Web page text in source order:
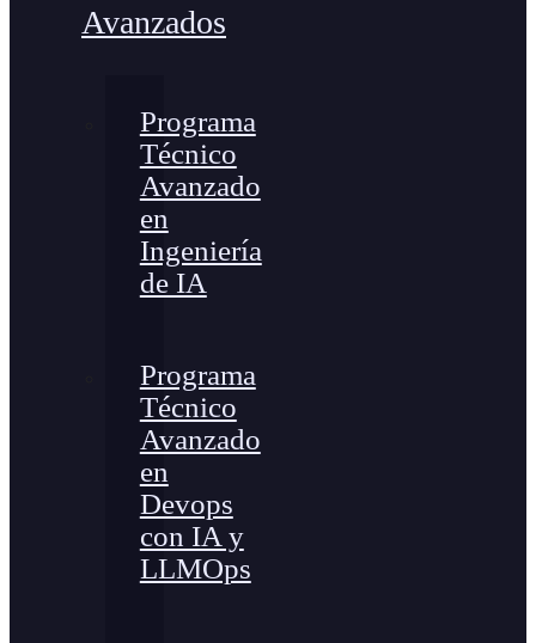
Avanzados
Programa
Técnico
Avanzado
en
Ingeniería
de IA
Programa
Técnico
Avanzado
en
Devops
con IA y
LLMOps